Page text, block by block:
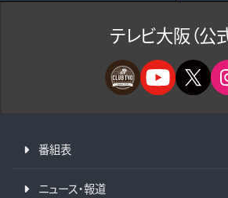
テレビ大阪（公
番組表
ニュース・報道